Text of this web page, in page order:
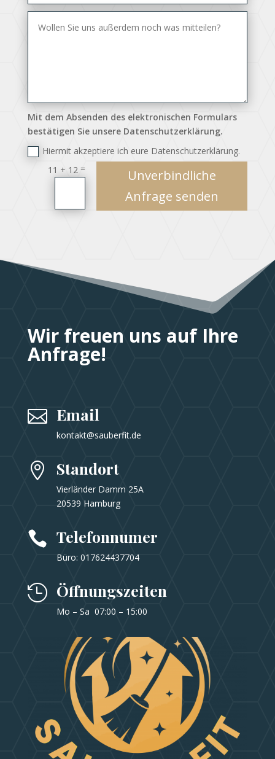
Mit dem Absenden des elektronischen Formulars
bestätigen Sie unsere Datenschutzerklärung.
Hiermit akzeptiere ich eure Datenschutzerklärung.
11 + 12 =
Unverbindliche
Anfrage senden
Wir freuen uns auf Ihre
Anfrage!
 Email
kontakt@sauberfit.de
 Standort
Vierländer Damm 25A
20539 Hamburg
 Telefonnumer
Büro: 017624437704
 Öffnungszeiten
Mo – Sa 07:00 – 15:00